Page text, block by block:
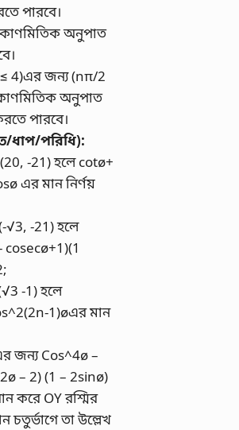
পারবে।
অনুপাত
≤ 4)এর জন্য (nπ/2
অনুপাত
পারবে।
ধাপ/পরিধি):
(20, -21) হলে cotø+
এর মান নির্ণয়
(-√3, -21) হলে
cosecø+1)(1
-1) হলে
1)øএর মান
জন্য Cos^4ø –
– 2) (1 – 2sinø)
করে OY রশ্মির
তা উল্লেখ